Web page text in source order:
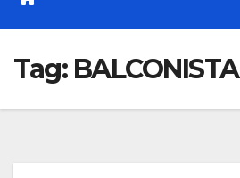
Tag: BALCONISTA